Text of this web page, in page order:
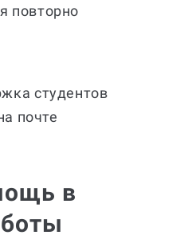
повторно
студентов
почте
в